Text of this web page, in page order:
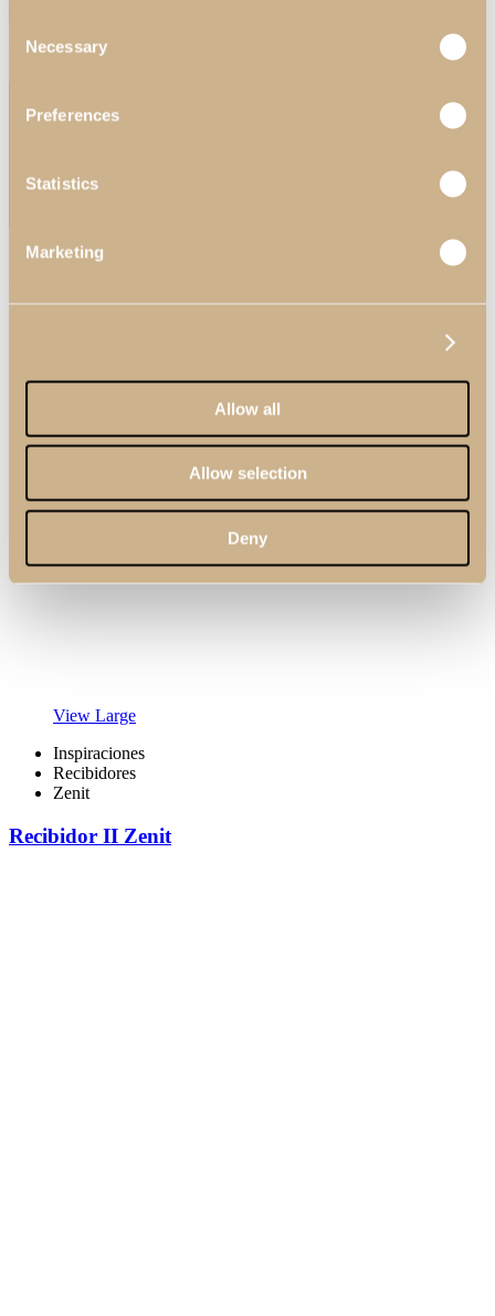
Selection
Necessary
Preferences
Statistics
Marketing
Allow all
Allow selection
Deny
View Large
Inspiraciones
Recibidores
Zenit
Recibidor II Zenit